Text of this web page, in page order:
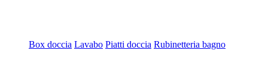
Box doccia Lavabo Piatti doccia Rubinetteria bagno